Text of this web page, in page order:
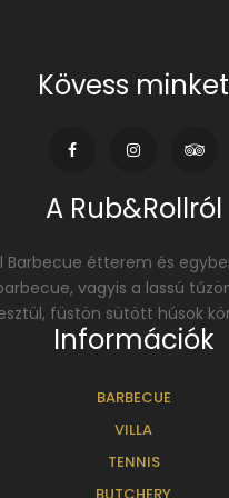
Kövess minket
A Rub&Rollról
Barbecue étterem és
vagyis a lassú
füstön sütött húsok
Információk
BARBECUE
VILLA
TENNIS